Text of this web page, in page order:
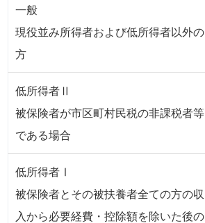
一般
現役並み所得者および低所得者以外の
方
低所得者Ⅱ
被保険者が市区町村民税の非課税者等
である場合
低所得者Ⅰ
被保険者とその被扶養者全ての方の収
入から必要経費・控除額を除いた後の